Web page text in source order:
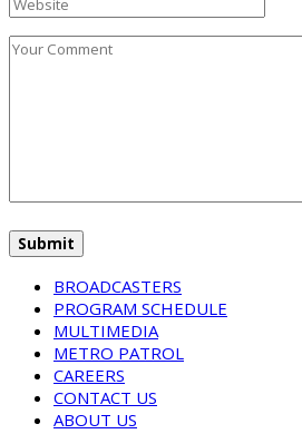
BROADCASTERS
PROGRAM SCHEDULE
MULTIMEDIA
METRO PATROL
CAREERS
CONTACT US
ABOUT US